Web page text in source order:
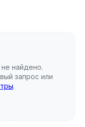
найдено.
запрос или
.